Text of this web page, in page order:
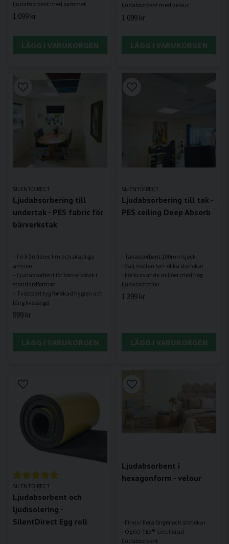
1 099 kr
LÄGG I VARUKORGEN
1 099 kr
LÄGG I VARUKORGEN
SILENTDIRECT
Ljudabsorbering till
undertak - PES fabric för
bärverkstak
– Fri från fibrer, lim och skadliga
ämnen
– Ljudabsorbent för bärverkstak i
standardformat
– Tvättbart tyg för ökad hygien och
999 kr
LÄGG I VARUKORGEN
SILENTDIRECT
Ljudabsorbering till tak -
PES ceiling Deep Absorb
- Takabsorbent 100mm tjock
- Välj mellan fem olika storlekar
- För krävande miljöer med hög
1 399 kr
LÄGG I VARUKORGEN
SILENTDIRECT
Ljudabsorbent och
ljudisolering -
SilentDirect Egg roll
Ljudabsorbent i
hexagonform - velour
- Finns i flera färger och storlekar
- OEKO-TEX®-certifierad
ljudabsorbent